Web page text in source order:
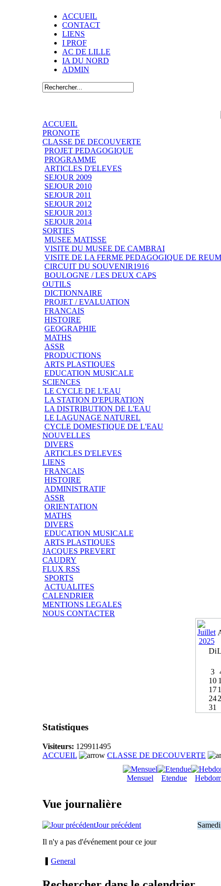
ACCUEIL
CONTACT
LIENS
I PROF
AC DE LILLE
IA DU NORD
ADMIN
ACCUEIL
PRONOTE
CLASSE DE DECOUVERTE
PROJET PEDAGOGIQUE
PROGRAMME
ARTICLES D'ELEVES
SEJOUR 2009
SEJOUR 2010
SEJOUR 2011
SEJOUR 2012
SEJOUR 2013
SEJOUR 2014
SORTIES
MUSEE MATISSE
VISITE DU MUSEE DE CAMBRAI
VISITE DE LA FERME PEDAGOGIQUE DE
CIRCUIT DU SOUVENIR1916
BOULOGNE / LES DEUX CAPS
OUTILS
DICTIONNAIRE
PROJET / EVALUATION
FRANCAIS
HISTOIRE
GEOGRAPHIE
MATHS
ASSR
PRODUCTIONS
ARTS PLASTIQUES
EDUCATION MUSICALE
SCIENCES
LE CYCLE DE L'EAU
LA STATION D'EPURATION
LA DISTRIBUTION DE L'EAU
LE LAGUNAGE NATUREL
CYCLE DOMESTIQUE DE L'EAU
NOUVELLES
DIVERS
ARTICLES D'ELEVES
LIENS
FRANCAIS
HISTOIRE
ADMINISTRATIF
ASSR
ORIENTATION
MATHS
DIVERS
EDUCATION MUSICALE
ARTS PLASTIQUES
JACQUES PREVERT
CAUDRY
FLUX RSS
SPORTS
ACTUALITES
CALENDRIER
MENTIONS LEGALES
NOUS CONTACTER
Di
3
10
17
24
31
Statistiques
Visiteurs: 129911495
ACCUEIL
CLASSE DE DECOUVERTE
Mensuel Etendue
Vue journalière
Jour précédent
Il n'y a pas d'événement pour ce jour
General